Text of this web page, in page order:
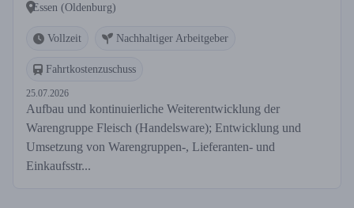
Essen (Oldenburg)
Vollzeit Nachhaltiger Arbeitgeber
Fahrtkostenzuschuss
25.07.2026
Aufbau und kontinuierliche Weiterentwicklung der
Warengruppe Fleisch (Handelsware); Entwicklung und
Umsetzung von Warengruppen-, Lieferanten- und
Einkaufsstr...